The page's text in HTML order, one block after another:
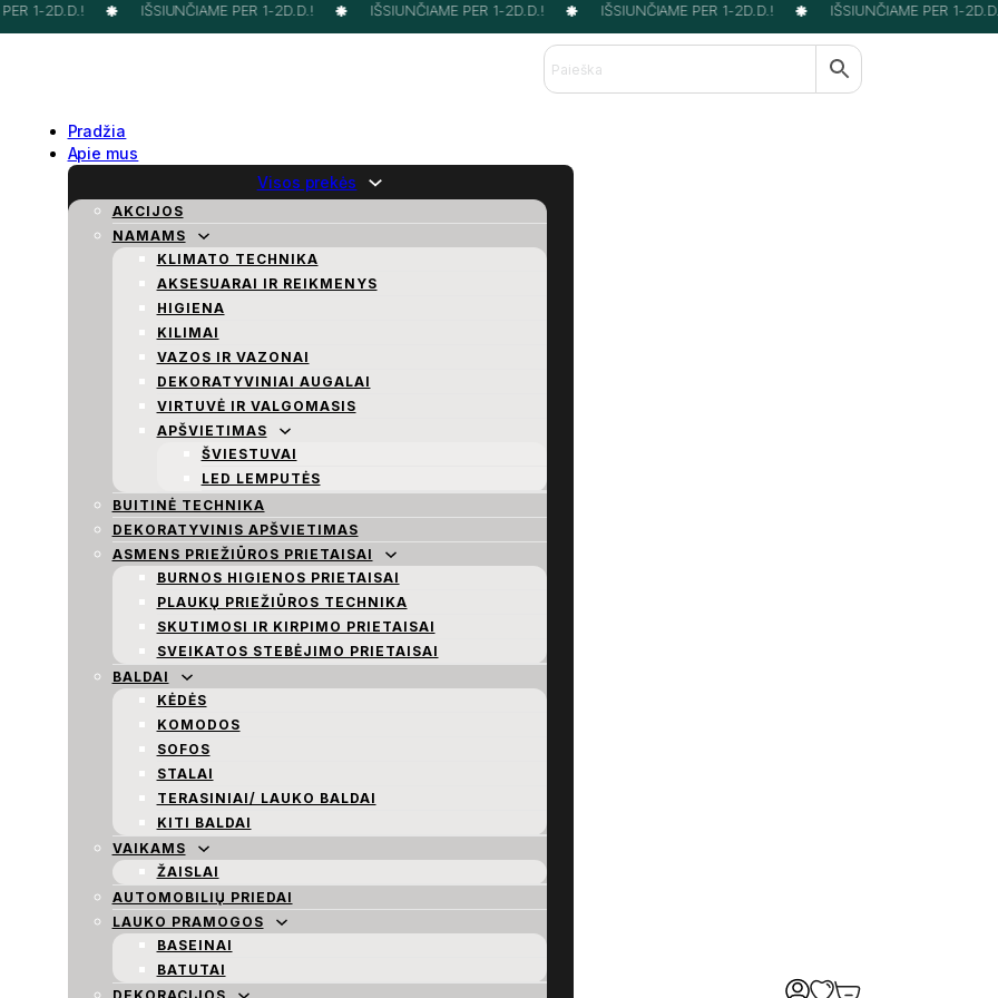
1-2D.D.! IŠSIUNČIAME PER 1-2D.D.! IŠSIUNČIAME PER 1-2D.D.! IŠSIUNČIAME PER 1-2D.D.! IŠSIUNČIAME PER 1-2D.D.!
Pradžia
Apie mus
Visos prekės
AKCIJOS
NAMAMS
KLIMATO TECHNIKA
AKSESUARAI IR REIKMENYS
HIGIENA
KILIMAI
VAZOS IR VAZONAI
DEKORATYVINIAI AUGALAI
VIRTUVĖ IR VALGOMASIS
APŠVIETIMAS
ŠVIESTUVAI
LED LEMPUTĖS
BUITINĖ TECHNIKA
DEKORATYVINIS APŠVIETIMAS
ASMENS PRIEŽIŪROS PRIETAISAI
BURNOS HIGIENOS PRIETAISAI
PLAUKŲ PRIEŽIŪROS TECHNIKA
SKUTIMOSI IR KIRPIMO PRIETAISAI
SVEIKATOS STEBĖJIMO PRIETAISAI
BALDAI
KĖDĖS
KOMODOS
SOFOS
STALAI
TERASINIAI/ LAUKO BALDAI
KITI BALDAI
VAIKAMS
ŽAISLAI
AUTOMOBILIŲ PRIEDAI
LAUKO PRAMOGOS
BASEINAI
BATUTAI